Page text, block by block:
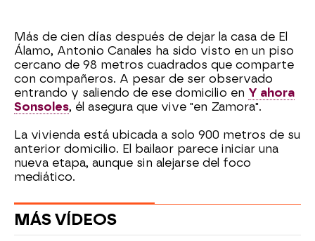
Más de cien días después de dejar la casa de El
Álamo, Antonio Canales ha sido visto en un piso
cercano de 98 metros cuadrados que comparte
con compañeros. A pesar de ser observado
entrando y saliendo de ese domicilio en Y ahora
Sonsoles, él asegura que vive "en Zamora".
La vivienda está ubicada a solo 900 metros de su
anterior domicilio. El bailaor parece iniciar una
nueva etapa, aunque sin alejarse del foco
mediático.
MÁS VÍDEOS